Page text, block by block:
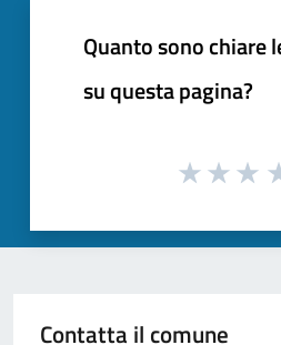
Quanto sono chiare
su questa pagina?
Contatta il comune